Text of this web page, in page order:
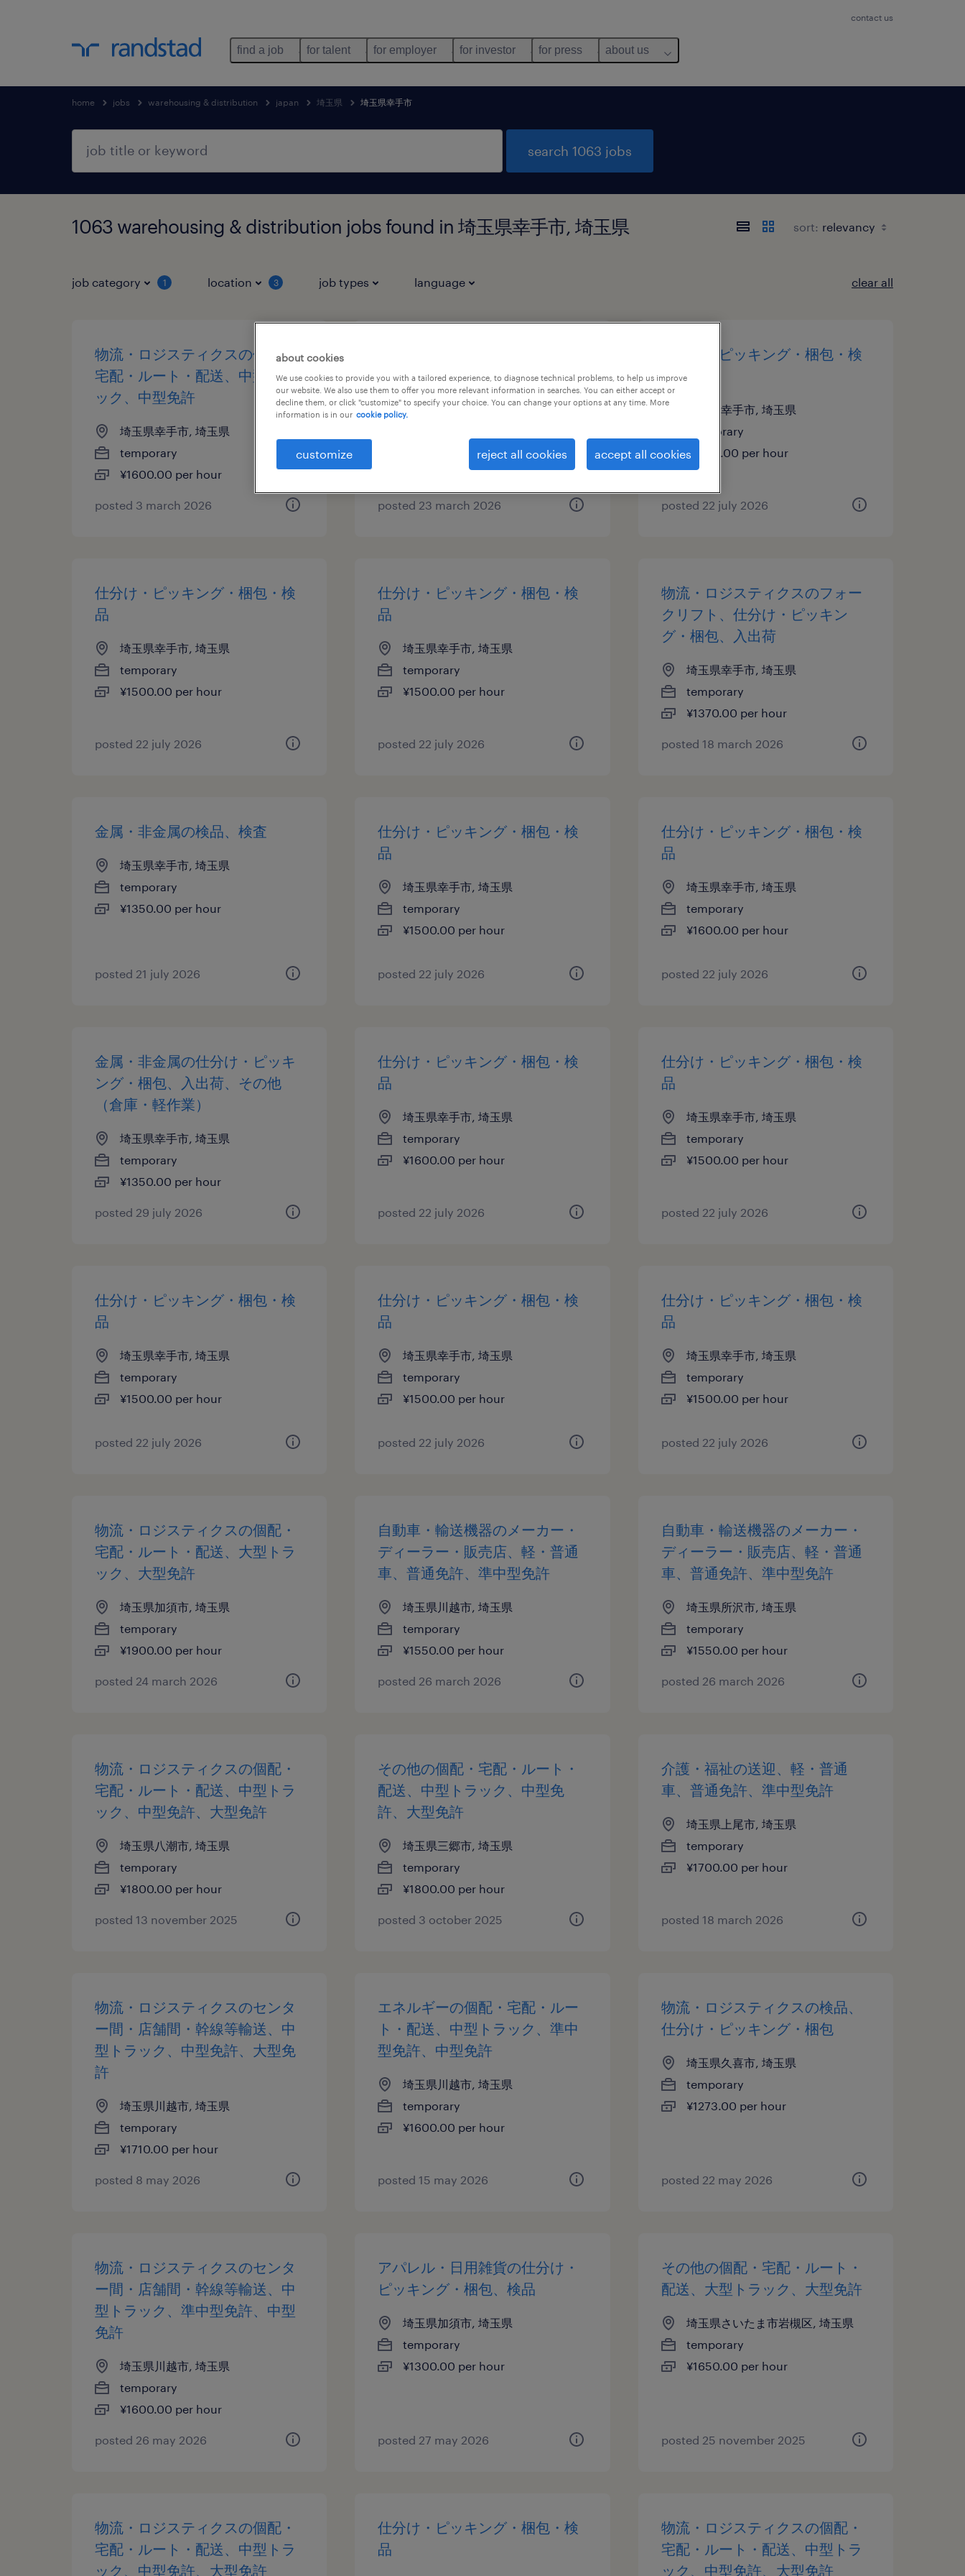
contact us
find a job for talent for employer for investor for press about us
home jobs warehousing & distribution japan 埼玉県 埼玉県幸手市
search 1063 jobs
1063 warehousing & distribution jobs found in 埼玉県幸手市, 埼玉県 sort:
job category 1 location 3 job types language clear all
物流・ロジスティクスの個配・
宅配・ルート・配送、中型トラ
ック、中型免許
埼玉県幸手市, 埼玉県
temporary
¥1600.00 per hour
posted 3 march 2026
クリフト、仕分け・ピッキン
グ・梱包、入出荷
¥1370.00 per hour
posted 23 march 2026
仕分け・ピッキング・梱包・検
品
埼玉県幸手市, 埼玉県
temporary
¥1500.00 per hour
posted 22 july 2026
仕分け・ピッキング・梱包・検
品
埼玉県幸手市, 埼玉県
temporary
¥1500.00 per hour
posted 22 july 2026
仕分け・ピッキング・梱包・検
品
埼玉県幸手市, 埼玉県
temporary
¥1500.00 per hour
posted 22 july 2026
物流・ロジスティクスのフォー
クリフト、仕分け・ピッキン
グ・梱包、入出荷
埼玉県幸手市, 埼玉県
temporary
¥1370.00 per hour
posted 18 march 2026
金属・非金属の検品、検査
埼玉県幸手市, 埼玉県
temporary
¥1350.00 per hour
posted 21 july 2026
仕分け・ピッキング・梱包・検
品
埼玉県幸手市, 埼玉県
temporary
¥1500.00 per hour
posted 22 july 2026
仕分け・ピッキング・梱包・検
品
埼玉県幸手市, 埼玉県
temporary
¥1600.00 per hour
posted 22 july 2026
金属・非金属の仕分け・ピッキ
ング・梱包、入出荷、その他
（倉庫・軽作業）
埼玉県幸手市, 埼玉県
temporary
¥1350.00 per hour
posted 29 july 2026
仕分け・ピッキング・梱包・検
品
埼玉県幸手市, 埼玉県
temporary
¥1600.00 per hour
posted 22 july 2026
仕分け・ピッキング・梱包・検
品
埼玉県幸手市, 埼玉県
temporary
¥1500.00 per hour
posted 22 july 2026
仕分け・ピッキング・梱包・検
品
埼玉県幸手市, 埼玉県
temporary
¥1500.00 per hour
posted 22 july 2026
仕分け・ピッキング・梱包・検
品
埼玉県幸手市, 埼玉県
temporary
¥1500.00 per hour
posted 22 july 2026
仕分け・ピッキング・梱包・検
品
埼玉県幸手市, 埼玉県
temporary
¥1500.00 per hour
posted 22 july 2026
物流・ロジスティクスの個配・
宅配・ルート・配送、大型トラ
ック、大型免許
埼玉県加須市, 埼玉県
temporary
¥1900.00 per hour
posted 24 march 2026
自動車・輸送機器のメーカー・
ディーラー・販売店、軽・普通
車、普通免許、準中型免許
埼玉県川越市, 埼玉県
temporary
¥1550.00 per hour
posted 26 march 2026
自動車・輸送機器のメーカー・
ディーラー・販売店、軽・普通
車、普通免許、準中型免許
埼玉県所沢市, 埼玉県
temporary
¥1550.00 per hour
posted 26 march 2026
物流・ロジスティクスの個配・
宅配・ルート・配送、中型トラ
ック、中型免許、大型免許
埼玉県八潮市, 埼玉県
temporary
¥1800.00 per hour
posted 13 november 2025
その他の個配・宅配・ルート・
配送、中型トラック、中型免
許、大型免許
埼玉県三郷市, 埼玉県
temporary
¥1800.00 per hour
posted 3 october 2025
介護・福祉の送迎、軽・普通
車、普通免許、準中型免許
埼玉県上尾市, 埼玉県
temporary
¥1700.00 per hour
posted 18 march 2026
物流・ロジスティクスのセンタ
ー間・店舗間・幹線等輸送、中
型トラック、中型免許、大型免
許
埼玉県川越市, 埼玉県
temporary
¥1710.00 per hour
posted 8 may 2026
エネルギーの個配・宅配・ルー
ト・配送、中型トラック、準中
型免許、中型免許
埼玉県川越市, 埼玉県
temporary
¥1600.00 per hour
posted 15 may 2026
物流・ロジスティクスの検品、
仕分け・ピッキング・梱包
埼玉県久喜市, 埼玉県
temporary
¥1273.00 per hour
posted 22 may 2026
物流・ロジスティクスのセンタ
ー間・店舗間・幹線等輸送、中
型トラック、準中型免許、中型
免許
埼玉県川越市, 埼玉県
temporary
¥1600.00 per hour
posted 26 may 2026
アパレル・日用雑貨の仕分け・
ピッキング・梱包、検品
埼玉県加須市, 埼玉県
temporary
¥1300.00 per hour
posted 27 may 2026
その他の個配・宅配・ルート・
配送、大型トラック、大型免許
埼玉県さいたま市岩槻区, 埼玉県
temporary
¥1650.00 per hour
posted 25 november 2025
物流・ロジスティクスの個配・
宅配・ルート・配送、中型トラ
ック、中型免許、大型免許
仕分け・ピッキング・梱包・検
品
物流・ロジスティクスの個配・
宅配・ルート・配送、中型トラ
ック、中型免許、大型免許
about cookies
We use cookies to provide you with a tailored experience, to diagnose technical problems, to help us improve
our website. We also use them to offer you more relevant information in searches. You can either accept or
decline them, or click "customize" to specify your choice. You can change your options at any time. More
information is in our cookie policy.
customize reject all cookies accept all cookies